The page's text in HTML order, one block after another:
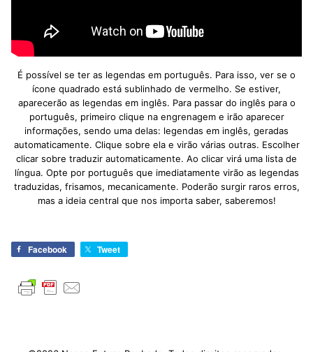
É possível se ter as legendas em português. Para isso, ver se o
ícone quadrado está sublinhado de vermelho. Se estiver,
aparecerão as legendas em inglês. Para passar do inglês para o
português, primeiro clique na engrenagem e irão aparecer
informações, sendo uma delas: legendas em inglês, geradas
automaticamente. Clique sobre ela e virão várias outras. Escolher
clicar sobre traduzir automaticamente. Ao clicar virá uma lista de
língua. Opte por português que imediatamente virão as legendas
traduzidas, frisamos, mecanicamente. Poderão surgir raros erros,
mas a ideia central que nos importa saber, saberemos!
Facebook Tweet